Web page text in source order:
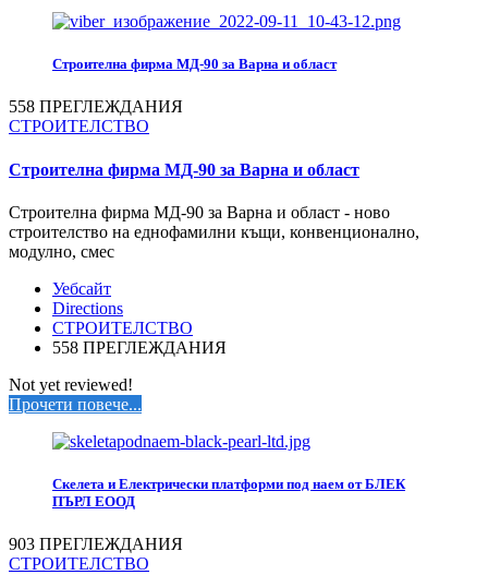
Строителна фирма МД-90 за Варна и област
558 ПРЕГЛЕЖДАНИЯ
СТРОИТЕЛСТВО
Строителна фирма МД-90 за Варна и област
Строителна фирма МД-90 за Варна и област - ново
строителство на еднофамилни къщи, конвенционално,
модулно, смес
Уебсайт
Directions
СТРОИТЕЛСТВО
558 ПРЕГЛЕЖДАНИЯ
Not yet reviewed!
Прочети повече...
Скелета и Електрически платформи под наем от БЛЕК
ПЪРЛ ЕООД
903 ПРЕГЛЕЖДАНИЯ
СТРОИТЕЛСТВО